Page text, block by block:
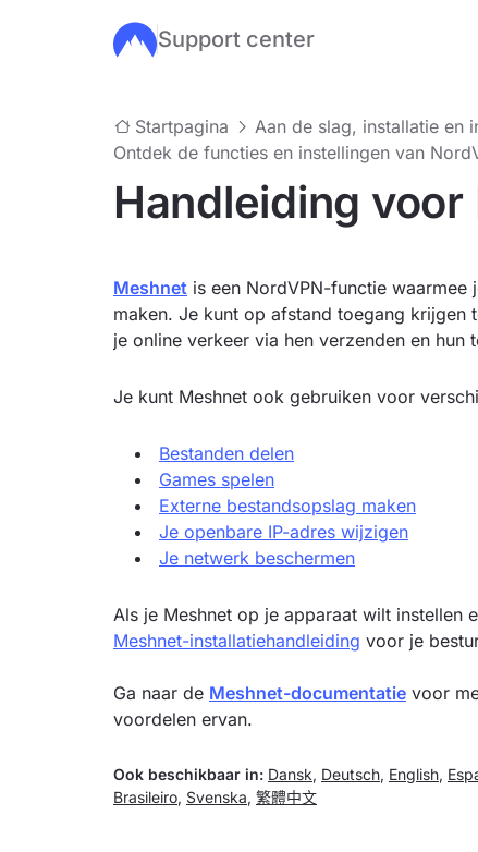
Ga naar de hoofdinhoud
Support center
Startpagina
Aan de slag, installatie en
Ontdek de functies en instellingen van
Handleiding
Meshnet is een NordVPN-functie
maken. Je kunt op afstand toegang krijgen
je online verkeer via hen verzenden en hun
Je kunt Meshnet ook gebruiken voor
Bestanden delen
Games spelen
Externe bestandsopslag maken
Je openbare IP-adres wijzigen
Je netwerk beschermen
Als je Meshnet op je apparaat wilt instellen
Meshnet-installatiehandleiding voor je
Ga naar de Meshnet-documentatie voor
voordelen ervan.
Ook beschikbaar in: Dansk, Deutsch, English,
Brasileiro, Svenska, 繁體中文